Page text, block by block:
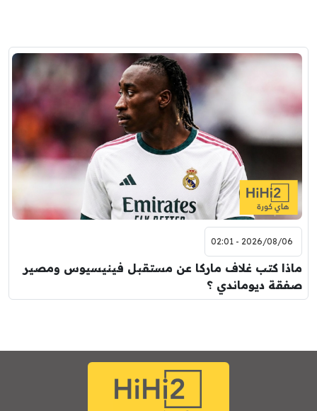
2026/08/06 - 02:01
ماذا كتب غلاف ماركا عن مستقبل فينيسيوس ومصير
صفقة ديوماندي ؟